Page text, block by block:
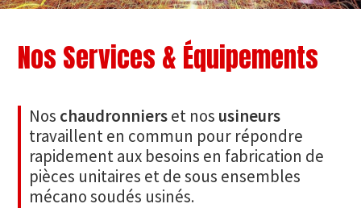
Nos Services & Équipements
Nos chaudronnierset nos usineurs
travaillent en commun pour répondre
rapidement aux besoins en fabrication de
pièces unitaires et de sous ensembles
mécano soudés usinés.